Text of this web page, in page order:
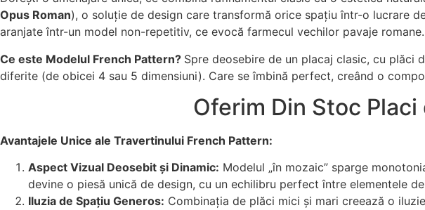
Opus Roman), o soluție de design care transformă orice spațiu într-o lucrare
aranjate într-un model non-repetitiv, ce evocă farmecul vechilor pavaje romane.
Ce este Modelul French Pattern? Spre deosebire de un placaj clasic, cu plăci
diferite (de obicei 4 sau 5 dimensiuni). Care se îmbină perfect, creând o
Oferim Din Stoc
Avantajele Unice ale Travertinului French Pattern:
Aspect Vizual Deosebit și Dinamic: Modelul „în mozaic” sparge
devine o piesă unică de design, cu un echilibru perfect între elementele
Iluzia de Spațiu Generos: Combinația de plăci mici și mari creează o